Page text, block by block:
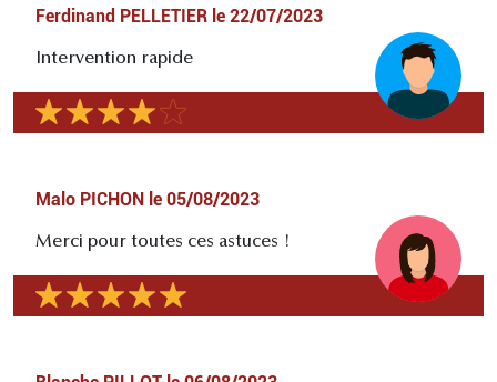
Ferdinand PELLETIER le 22/07/2023
Intervention rapide
Malo PICHON le 05/08/2023
Merci pour toutes ces astuces !